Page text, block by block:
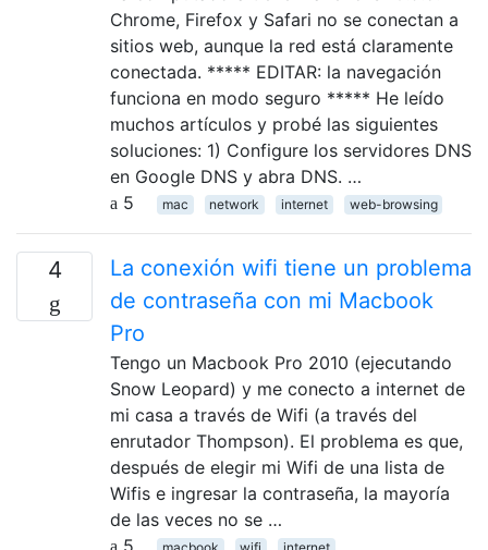
Chrome, Firefox y Safari no se conectan a
sitios web, aunque la red está claramente
conectada. ***** EDITAR: la navegación
funciona en modo seguro ***** He leído
muchos artículos y probé las siguientes
soluciones: 1) Configure los servidores DNS
en Google DNS y abra DNS. …
5
mac network internet web-browsing
4
La conexión wifi tiene un problema
de contraseña con mi Macbook
Pro
Tengo un Macbook Pro 2010 (ejecutando
Snow Leopard) y me conecto a internet de
mi casa a través de Wifi (a través del
enrutador Thompson). El problema es que,
después de elegir mi Wifi de una lista de
Wifis e ingresar la contraseña, la mayoría
de las veces no se …
5